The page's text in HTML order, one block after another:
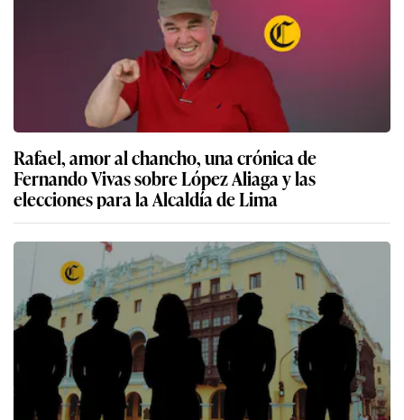
Rafael, amor al chancho, una crónica de
Fernando Vivas sobre López Aliaga y las
elecciones para la Alcaldía de Lima